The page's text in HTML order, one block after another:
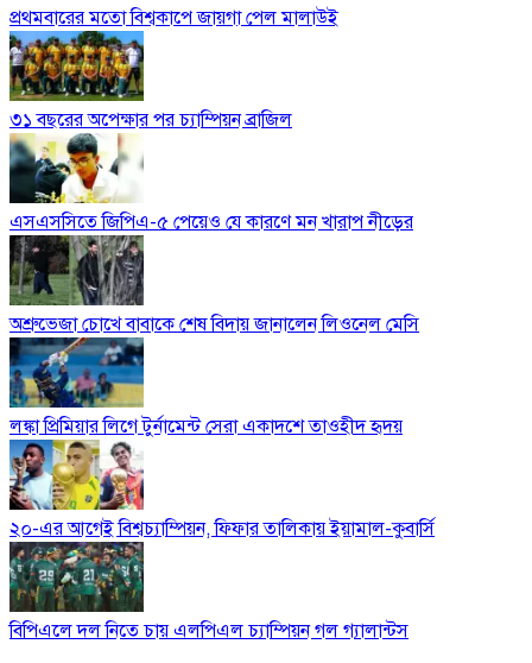
প্রথমবারের মতো বিশ্বকাপে জায়গা পেল মালাউই
৩১ বছরের অপেক্ষার পর চ্যাম্পিয়ন ব্রাজিল
এসএসসিতে জিপিএ-৫ পেয়েও যে কারণে মন খারাপ নীড়ের
অশ্রুভেজা চোখে বাবাকে শেষ বিদায় জানালেন লিওনেল মেসি
লঙ্কা প্রিমিয়ার লিগে টুর্নামেন্ট সেরা একাদশে তাওহীদ হৃদয়
২০-এর আগেই বিশ্বচ্যাম্পিয়ন, ফিফার তালিকায় ইয়ামাল-কুবার্সি
বিপিএলে দল নিতে চায় এলপিএল চ্যাম্পিয়ন গল গ্যালান্টস